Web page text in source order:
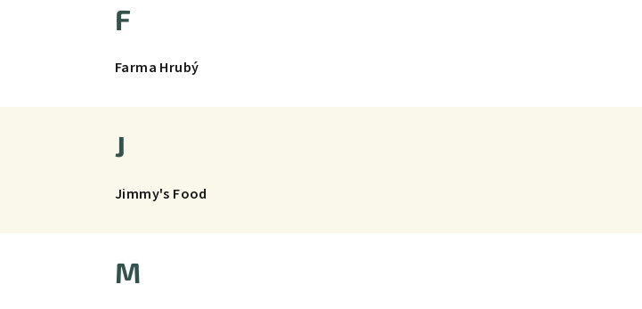
F
Farma Hrubý
J
Jimmy's Food
M